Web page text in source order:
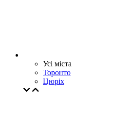
Усі міста
Торонто
Цюрiх